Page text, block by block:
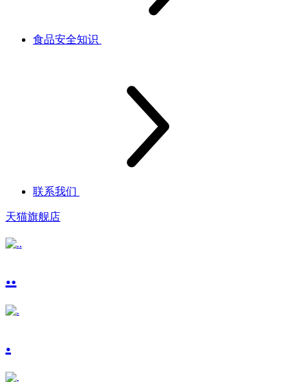
食品安全知识
联系我们
天猫旗舰店
..
.